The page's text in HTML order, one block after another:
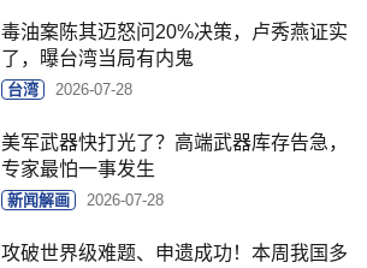
毒油案陈其迈怒问20%决策，卢秀燕证实
了，曝台湾当局有内鬼
台湾 2026-07-28
美军武器快打光了？高端武器库存告急，
专家最怕一事发生
新闻解画 2026-07-28
攻破世界级难题、申遗成功！本周我国多